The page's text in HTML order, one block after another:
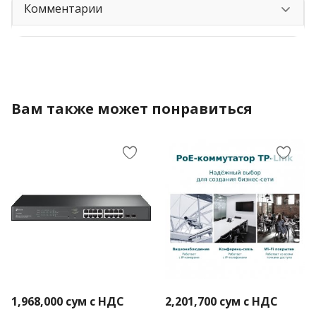
Комментарии
Вам также может понравиться
1,968,000 сум с НДС 2,201,700 сум с НДС